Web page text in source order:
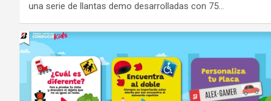
una serie de llantas demo desarrolladas con 75…